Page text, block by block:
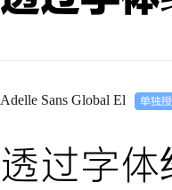
Adelle Sans Global El
透过字